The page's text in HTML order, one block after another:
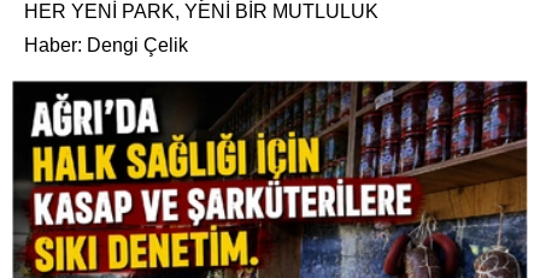
HER YENİ PARK, YENİ BİR MUTLULUK
Haber: Dengi Çelik